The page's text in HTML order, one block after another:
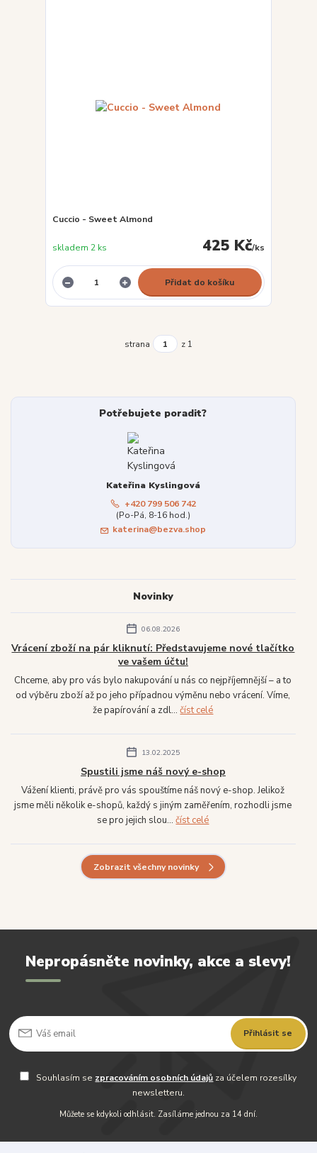
Cuccio - Sweet Almond
425 Kč/ks
skladem 2 ks
Přidat do košíku
strana z 1
Potřebujete poradit?
Kateřina Kyslingová
+420 799 506 742
(Po-Pá, 8-16 hod.)
katerina@bezva.shop
Novinky
06.08.2026
Vrácení zboží na pár kliknutí: Představujeme nové tlačítko
ve vašem účtu!
Chceme, aby pro vás bylo nakupování u nás co nejpříjemnější – a to
od výběru zboží až po jeho případnou výměnu nebo vrácení. Víme,
že papírování a zdl...číst celé
13.02.2025
Spustili jsme náš nový e-shop
Vážení klienti, právě pro vás spouštíme náš nový e-shop. Jelikož
jsme měli několik e-shopů, každý s jiným zaměřením, rozhodli jsme
se pro jejich slou...číst celé
Zobrazit všechny novinky
Nepropásněte novinky, akce a slevy!
Přihlásit se
Souhlasím se zpracováním osobních údajů za účelem rozesílky
newsletteru.
Můžete se kdykoli odhlásit. Zasíláme jednou za 14 dní.